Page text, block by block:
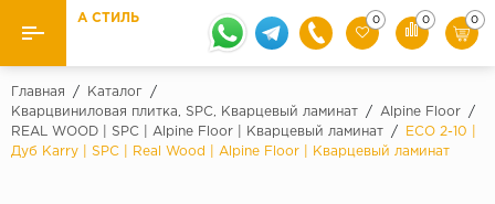
Назад
Ламинат Бренды
А СТИЛЬ 0 0 0
Главная / Каталог
/
Кварцвиниловая плитка, SPC, Кварцевый ламинат
/ Alpine Floor
/
REAL WOOD | SPC | Alpine Floor | Кварцевый ламинат
/
ECO 2-10 |
Дуб Karry | SPC | Real Wood | Alpine Floor | Кварцевый ламинат